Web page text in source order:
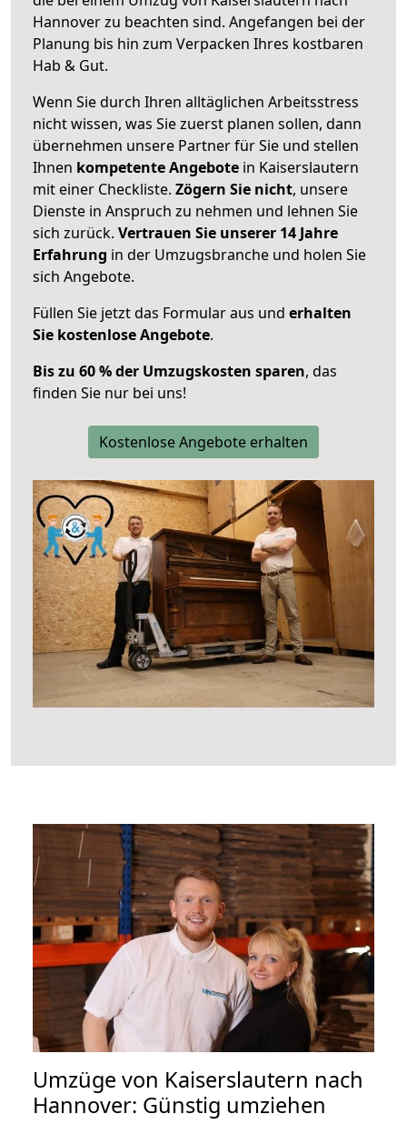
Hannover zu beachten sind. Angefangen bei der
Planung bis hin zum Verpacken Ihres kostbaren
Hab & Gut.
Wenn Sie durch Ihren alltäglichen Arbeitsstress
nicht wissen, was Sie zuerst planen sollen, dann
übernehmen unsere Partner für Sie und stellen
Ihnen kompetente Angebote in Kaiserslautern
mit einer Checkliste. Zögern Sie nicht, unsere
Dienste in Anspruch zu nehmen und lehnen Sie
sich zurück. Vertrauen Sie unserer 14 Jahre
Erfahrung in der Umzugsbranche und holen Sie
sich Angebote.
Füllen Sie jetzt das Formular aus und erhalten
Sie kostenlose Angebote.
Bis zu 60 % der Umzugskosten sparen, das
finden Sie nur bei uns!
Kostenlose Angebote erhalten
Umzüge von Kaiserslautern nach
Hannover: Günstig umziehen